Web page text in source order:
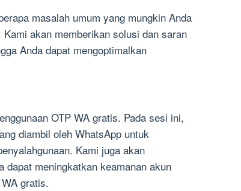
masalah umum yang mungkin Anda
akan memberikan solusi dan saran
Anda dapat mengoptimalkan
OTP WA gratis. Pada sesi ini,
diambil oleh WhatsApp untuk
Kami juga akan
dapat meningkatkan keamanan akun
gratis.